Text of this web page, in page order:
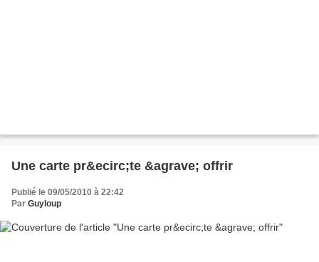
Une carte pr&ecirc;te &agrave; offrir
Publié le 09/05/2010 à 22:42
Par Guyloup